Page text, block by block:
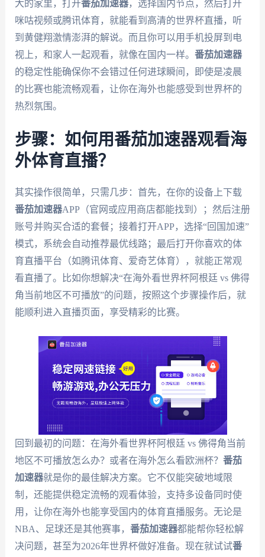
大的家里，打开番茄加速器，选择国内节点，然后打开
咪咕视频或腾讯体育，就能看到高清的世界杯直播，听
到黄健翔激情澎湃的解说。而且你可以用手机投屏到电
视上，和家人一起观看，就像在国内一样。 番茄加速器
的稳定性能确保你不会错过任何进球瞬间，即使是凌晨
的比赛也能流畅观看，让你在海外也能感受到世界杯的
热烈氛围。
步骤：如何用番茄加速器观看海
外体育直播？
其实操作很简单，只需几步：首先，在你的设备上下载
番茄加速器APP（官网或应用商店都能找到）；然后注册
账号并购买合适的套餐；接着打开APP，选择“回国加速”
模式，系统会自动推荐最优线路；最后打开你喜欢的体
育直播平台（如腾讯体育、爱奇艺体育），就能正常观
看直播了。比如你想解决“在海外看世界杯阿根廷 vs 佛得
角当前地区不可播放”的问题，按照这个步骤操作后，就
能顺利进入直播页面，享受精彩的比赛。
回到最初的问题：在海外看世界杯阿根廷 vs 佛得角当前
地区不可播放怎么办？或者在海外怎么看欧洲杯？ 番茄
加速器就是你的最佳解决方案。它不仅能突破地域限
制，还能提供稳定流畅的观看体验，支持多设备同时使
用，让你在海外也能享受国内的体育直播服务。无论是
NBA、足球还是其他赛事， 番茄加速器都能帮你轻松解
决问题，甚至为2026年世界杯做好准备。现在就试试番